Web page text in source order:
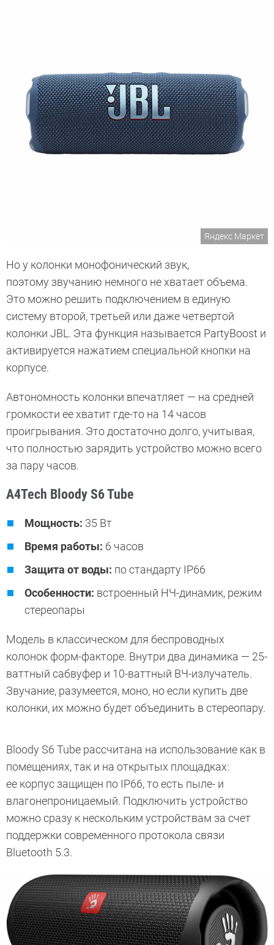
Яндекс Маркет
Но у колонки монофонический звук,
поэтому звучанию немного не хватает объема.
Это можно решить подключением в единую
систему второй, третьей или даже четвертой
колонки JBL. Эта функция называется PartyBoost и
активируется нажатием специальной кнопки на
корпусе.
Автономность колонки впечатляет — на средней
громкости ее хватит где-то на 14 часов
проигрывания. Это достаточно долго, учитывая,
что полностью зарядить устройство можно всего
за пару часов.
A4Tech Bloody S6 Tube
Мощность: 35 Вт
Время работы: 6 часов
Защита от воды: по стандарту IP66
Особенности: встроенный НЧ-динамик, режим
стереопары
Модель в классическом для беспроводных
колонок форм-факторе. Внутри два динамика — 25-
ваттный сабвуфер и 10-ваттный ВЧ-излучатель.
Звучание, разумеется, моно, но если купить две
колонки, их можно будет объединить в стереопару.
Bloody S6 Tube рассчитана на использование как в
помещениях, так и на открытых площадках:
ее корпус защищен по IP66, то есть пыле- и
влагонепроницаемый. Подключить устройство
можно сразу к нескольким устройствам за счет
поддержки современного протокола связи
Bluetooth 5.3.